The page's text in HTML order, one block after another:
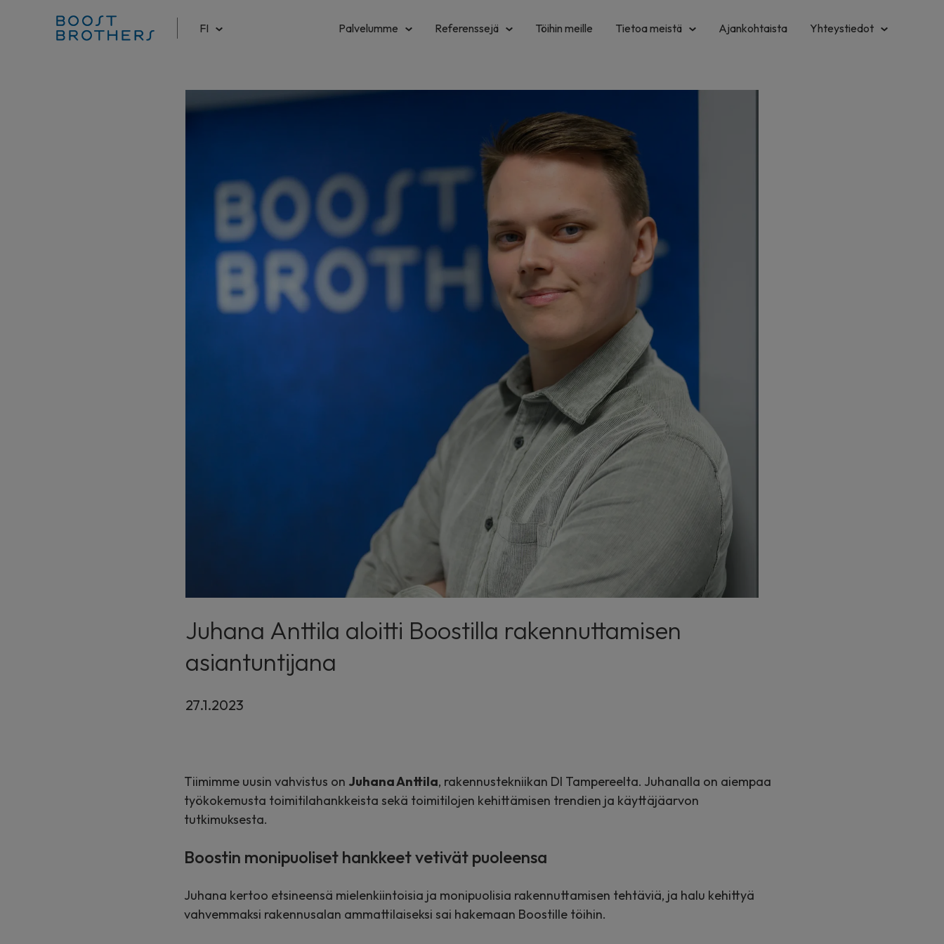
FI Palvelumme Referenssejä Töihin meille Tietoa meistä Ajankohtaista Yhteystiedot
Juhana Anttila aloitti Boostilla rakennuttamisen
asiantuntijana
27.1.2023
Tiimimme uusin vahvistus on Juhana Anttila, rakennustekniikan DI Tampereelta. Juhanalla on aiempaa
työkokemusta toimitilahankkeista sekä toimitilojen kehittämisen trendien ja käyttäjäarvon
tutkimuksesta.
Boostin monipuoliset hankkeet vetivät puoleensa
Juhana kertoo etsineensä mielenkiintoisia ja monipuolisia rakennuttamisen tehtäviä, ja halu kehittyä
vahvemmaksi rakennusalan ammattilaiseksi sai hakemaan Boostille töihin.